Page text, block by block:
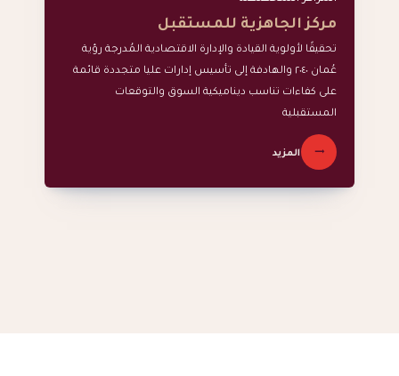
مركز الجاهزية للمستقبل
تحقيقًا لأولوية القيادة والإدارة الاقتصادية المُدرجة رؤية
عُمان ٢٠٤٠ والهادفة إلى تأسيس إدارات عليا متجددة قائمة
على كفاءات تناسب ديناميكية السوق والتوقعات
المستقبلية
المزيد